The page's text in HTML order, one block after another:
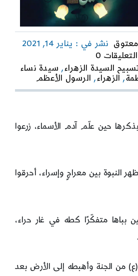
معتوق نشر في : يناير 14, 2021
التعليقات 0
نور
على
نور..
السيدة الزهراء, سيدة نساء
, الزهراء, الرسول الأعظم
حين علّم آدم الأسماء، زرعوا
النبوة بين معراجٍ وإسراء، أحرقوا
بباها متفكّرًا كطه في غار حراء،
من الجنة وأهبطه إلى الأرض بعد